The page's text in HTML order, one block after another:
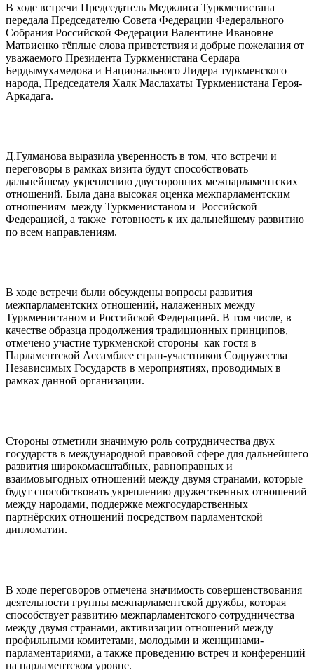
В ходе встречи Председатель Меджлиса Туркменистана
передала Председателю Совета Федерации Федерального
Собрания Российской Федерации Валентине Ивановне
Матвиенко тёплые слова приветствия и добрые пожелания от
уважаемого Президента Туркменистана Сердара
Бердымухамедова и Национального Лидера туркменского
народа, Председателя Халк Маслахаты Туркменистана Героя-
Аркадага.
Д.Гулманова выразила уверенность в том, что встречи и
переговоры в рамках визита будут способствовать
дальнейшему укреплению двусторонних межпарламентских
отношений. Была дана высокая оценка межпарламентским
отношениям между Туркменистаном и Российской
Федерацией, а также готовность к их дальнейшему развитию
по всем направлениям.
В ходе встречи были обсуждены вопросы развития
межпарламентских отношений, налаженных между
Туркменистаном и Российской Федерацией. В том числе, в
качестве образца продолжения традиционных принципов,
отмечено участие туркменской стороны как гостя в
Парламентской Ассамблее стран-участников Содружества
Независимых Государств в мероприятиях, проводимых в
рамках данной организации.
Стороны отметили значимую роль сотрудничества двух
государств в международной правовой сфере для дальнейшего
развития широкомасштабных, равноправных и
взаимовыгодных отношений между двумя странами, которые
будут способствовать укреплению дружественных отношений
между народами, поддержке межгосударственных
партнёрских отношений посредством парламентской
дипломатии.
В ходе переговоров отмечена значимость совершенствования
деятельности группы межпарламентской дружбы, которая
способствует развитию межпарламентского сотрудничества
между двумя странами, активизации отношений между
профильными комитетами, молодыми и женщинами-
парламентариями, а также проведению встреч и конференций
на парламентском уровне.